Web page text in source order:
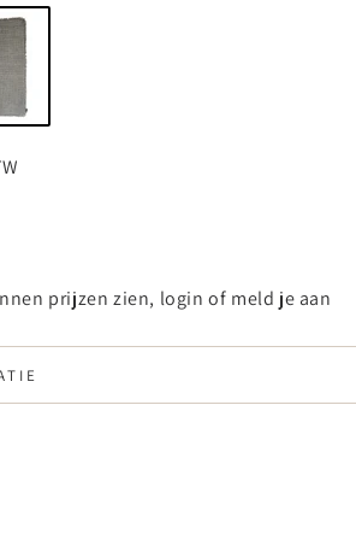
prijzen zien, login of meld je aan